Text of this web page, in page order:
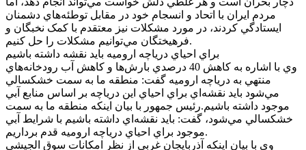
مردم ايران با اتحاد و انسجام خود در مقابل توطئه‌هاي دشمنان
ايستادگي کردند، در مورد مشکلات نيز معتقدم با کمک نخبگان و
فرهيختگان مي‌توانيم مشکلات را حل کنيم.
براي احياي درياچه اروميه بايد نقشه داشته باشيم
وي با اشاره به کاهش 40 درصدي بارش‌ها و کاهش آب رودخانه‌هاي
منتهي به درياچه اروميه گفت: منطقه ما به سمت خشکسالي
مي‌شود بايد نقشه‌اي براي احياي اين درياچه بر اساس منابع آبي
موجود داشته باشيم.رئيس جمهور با بيان اينکه منطقه ما به سمت
خشکسالي مي‌شود، گفت: بايد نقشه‌اي داشته باشيم با شرايط آبي
موجود براي احياي درياچه اروميه قدم برداريم.
وي با بيان اينکه آذربايجان غربي از نظر امکانات سوق الجيشي